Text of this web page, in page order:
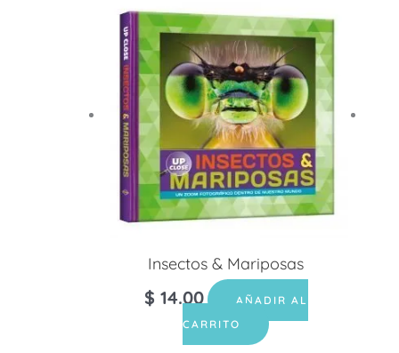
Insectos & Mariposas
$ 14.00
AÑADIR AL
CARRITO